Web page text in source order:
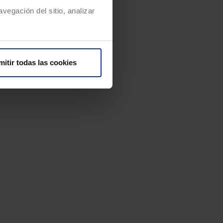
del sitio, analizar
todas las cookies